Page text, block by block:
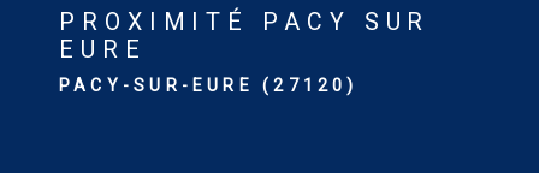
PROXIMITÉ PACY SUR
EURE
PACY-SUR-EURE (27120)